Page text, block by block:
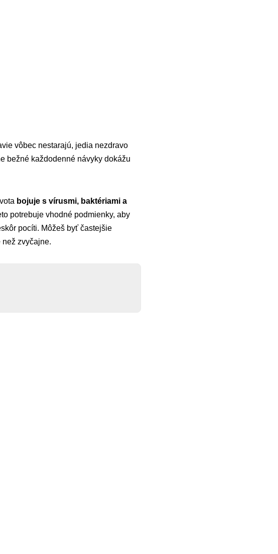
vôbec nestarajú, jedia nezdravo
bežné každodenné návyky dokážu
bojuje s vírusmi, baktériami a
potrebuje vhodné podmienky, aby
pocíti. Môžeš byť častejšie
zvyčajne.